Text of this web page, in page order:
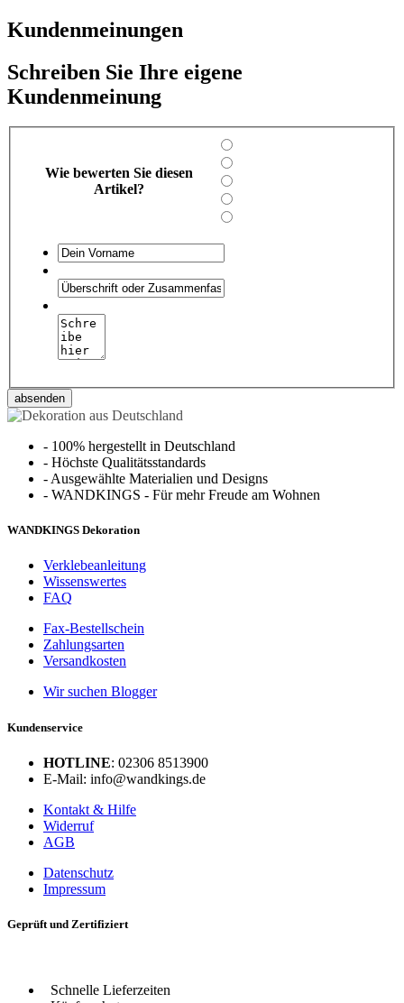
Kundenmeinungen
Schreiben Sie Ihre eigene
Kundenmeinung
Wie bewerten Sie diesen
Artikel?
absenden
- 100% hergestellt in Deutschland
- Höchste Qualitätsstandards
- Ausgewählte Materialien und Designs
- WANDKINGS - Für mehr Freude am Wohnen
WANDKINGS Dekoration
Verklebeanleitung
Wissenswertes
FAQ
Fax-Bestellschein
Zahlungsarten
Versandkosten
Wir suchen Blogger
Kundenservice
HOTLINE: 02306 8513900
E-Mail: info@wandkings.de
Kontakt & Hilfe
Widerruf
AGB
Datenschutz
Impressum
Geprüft und Zertifiziert
Schnelle Lieferzeiten